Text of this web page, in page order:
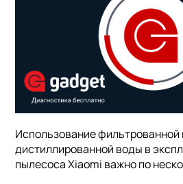
Использование фильтрованной
дистиллированной воды в
пылесоса Xiaomi важно по